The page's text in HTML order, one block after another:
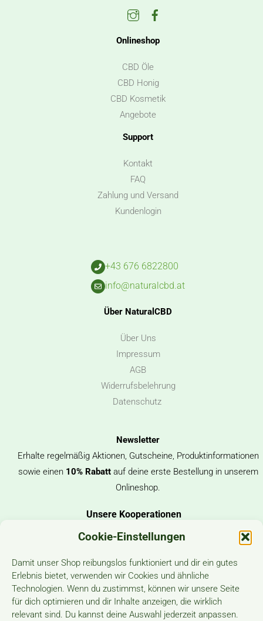
Cookie-Einstellungen
Damit unser Shop reibungslos funktioniert und dir ein gutes
Erlebnis bietet, verwenden wir Cookies und ähnliche
Technologien. Wenn du zustimmst, können wir unsere Seite
für dich optimieren und dir Inhalte anzeigen, die wirklich
relevant sind. Du kannst deine Auswahl jederzeit anpassen.
Instagram
Onlineshop
CBD Öle
CBD Honig
CBD Kosmetik
Angebote
Support
Kontakt
FAQ
Zahlung und Versand
Kundenlogin
+43 676 6822800
info@naturalcbd.at
Über NaturalCBD
Über Uns
Impressum
AGB
Widerrufsbelehrung
Datenschutz
Newsletter
Erhalte regelmäßig Aktionen, Gutscheine, Produktinformationen
sowie einen10% Rabattauf deine erste Bestellung in unserem
Onlineshop.
Unsere Kooperationen
Unsere Versanddienstleister